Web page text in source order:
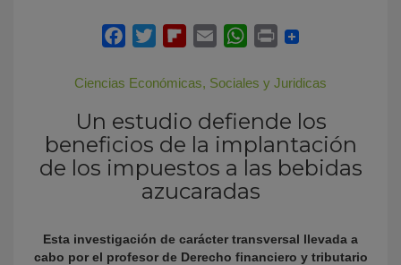
Ciencias Económicas, Sociales y Juridicas
Un estudio defiende los
beneficios de la implantación
de los impuestos a las bebidas
azucaradas
Esta investigación de carácter transversal llevada a
cabo por el profesor de Derecho financiero y tributario